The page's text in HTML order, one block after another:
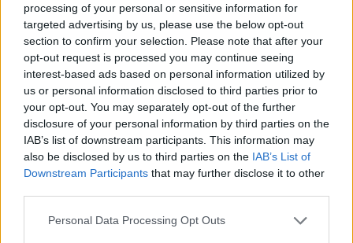
processing of your personal or sensitive information for
targeted advertising by us, please use the below opt-out
section to confirm your selection. Please note that after your
opt-out request is processed you may continue seeing
interest-based ads based on personal information utilized by
us or personal information disclosed to third parties prior to
your opt-out. You may separately opt-out of the further
disclosure of your personal information by third parties on the
IAB’s list of downstream participants. This information may
also be disclosed by us to third parties on the IAB’s List of
Downstream Participants that may further disclose it to other
Personal Data Processing Opt Outs
Súlyos veszély fenyegeti Budapest
ivóvízkészletét? Időzített bomba ketyeghet a
Duna mélyén
A hazai vízgazdálkodás és a Paksi Atomerőmű vízellátása
körüli vitákban gyakran felmerül a dunai vízlépcsők
megépítése, ám a támogatók és az ellenzők egyaránt fél
évszázados,...